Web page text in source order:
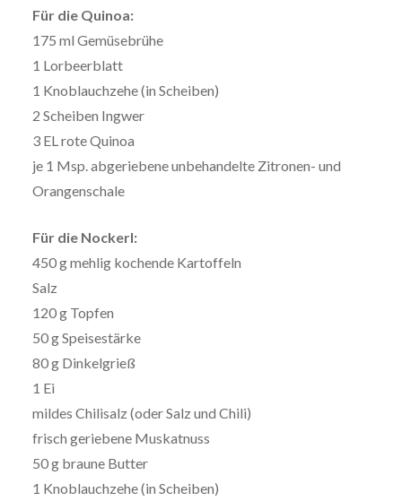
Für die Quinoa:
175 ml Gemüsebrühe
1 Lorbeerblatt
1 Knoblauchzehe (in Scheiben)
2 Scheiben Ingwer
3 EL rote Quinoa
je 1 Msp. abgeriebene unbehandelte Zitronen- und
Orangenschale
Für die Nockerl:
450 g mehlig kochende Kartoffeln
Salz
120 g Topfen
50 g Speisestärke
80 g Dinkelgrieß
1 Ei
mildes Chilisalz (oder Salz und Chili)
frisch geriebene Muskatnuss
50 g braune Butter
1 Knoblauchzehe (in Scheiben)